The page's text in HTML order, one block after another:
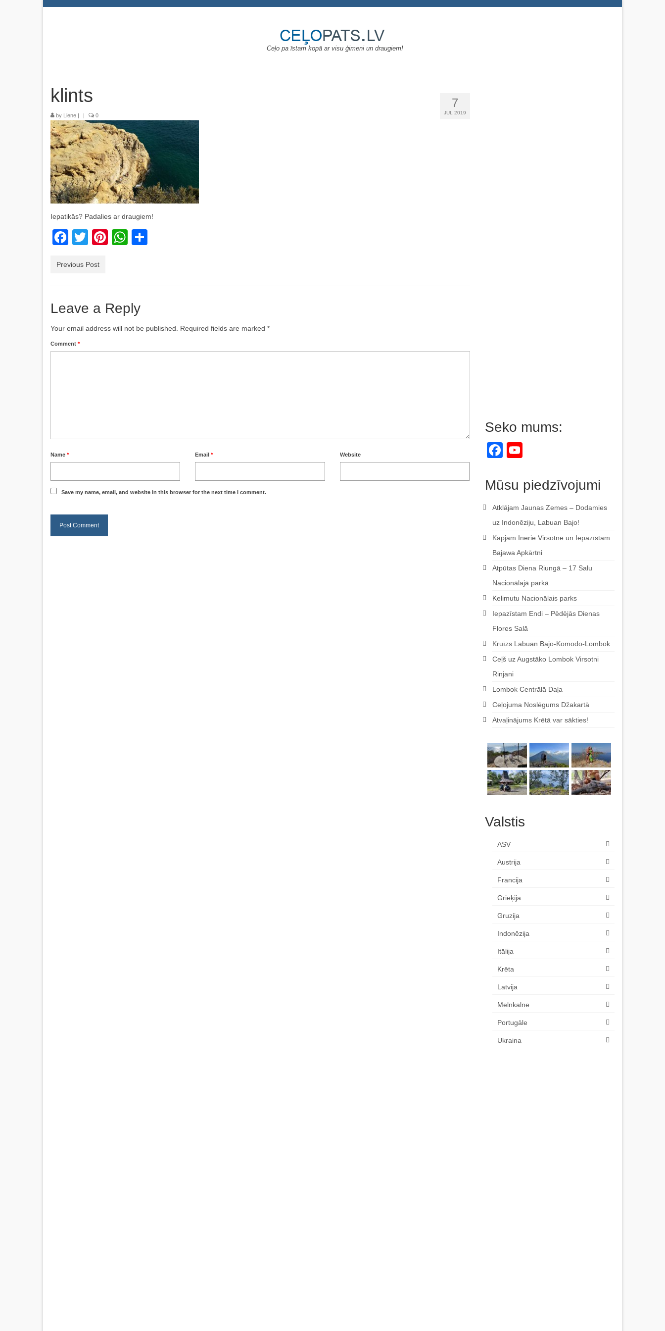
Ceļo pa īstam kopā ar visu ģimeni un draugiem!
7
JUL 2019
klints
by Liene | | 0
Iepatikās? Padalies ar draugiem!
Facebook
TwitterPinterest
WhatsApp
Previous Post
Leave a Reply
Your email address will not be published. Required fields are marked *
Comment *
Name * Email* Website
Save my name, email, and website in this browser for the next time I comment.
Seko mums:
Facebook
Mūsu piedzīvojumi
Atklājam Jaunas Zemes – Dodamies
uz Indonēziju, Labuan Bajo!
Kāpjam Inerie Virsotnē un Iepazīstam
Bajawa Apkārtni
Atpūtas Diena Riungā – 17 Salu
Nacionālajā parkā
Kelimutu Nacionālais parks
Iepazīstam Endi – Pēdējās Dienas
Flores Salā
Kruīzs Labuan Bajo-Komodo-Lombok
Ceļš uz Augstāko Lombok Virsotni
Rinjani
Lombok Centrālā Daļa
Ceļojuma Noslēgums Džakartā
Atvaļinājums Krētā var sākties!
Valstis
ASV
Austrija
Francija
Grieķija
Gruzija
Indonēzija
Itālija
Krēta
Latvija
Melnkalne
Portugāle
Ukraina